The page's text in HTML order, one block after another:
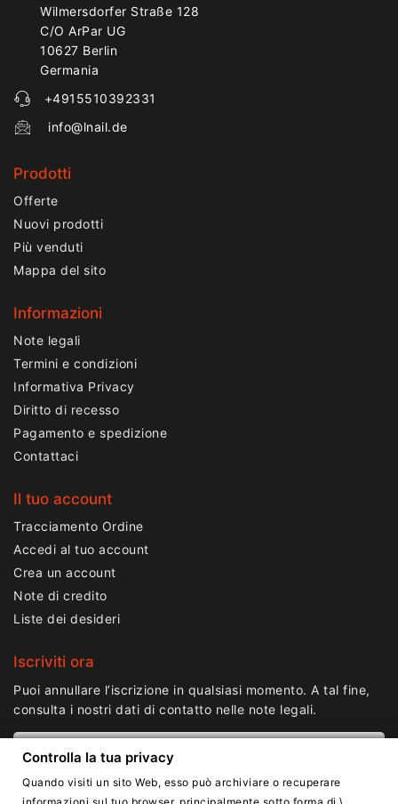
Wilmersdorfer Straße 128
C/O ArPar UG
10627 Berlin
Germania
+4915510392331
info@lnail.de
Prodotti
Offerte
Nuovi prodotti
Più venduti
Mappa del sito
Informazioni
Note legali
Termini e condizioni
Informativa Privacy
Diritto di recesso
Pagamento e spedizione
Contattaci
Il tuo account
Tracciamento Ordine
Accedi al tuo account
Crea un account
Note di credito
Liste dei desideri
Iscriviti ora
Puoi annullare l’iscrizione in qualsiasi momento. A tal fine,
consulta i nostri dati di contatto nelle note legali.
Controlla la tua privacy
Quando visiti un sito Web, esso può archiviare o recuperare